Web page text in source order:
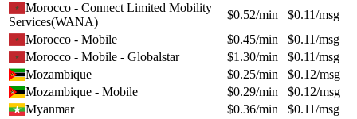
Morocco - Connect Limited Mobility
Services(WANA)
$0.52/min $0.11/msg
Morocco - Mobile
$0.45/min $0.11/msg
Morocco - Mobile - Globalstar
$1.30/min $0.11/msg
Mozambique
$0.25/min $0.12/msg
Mozambique - Mobile
$0.29/min $0.12/msg
Myanmar
$0.36/min $0.11/msg